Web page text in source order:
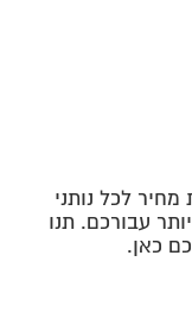
לכל נותני
עבורכם. תנו
כאן.